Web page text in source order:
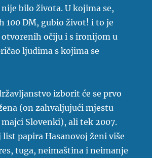
bilo života. U kojima se,
100 DM, gubio život! i to je
otvorenih očiju i s ironijom u
ljudima s kojima se
izborit će se prvo
(on zahvaljujući mjestu
Slovenki), ali tek 2007.
list papira Hasanovoj ženi više
tuga, neimaština i neimanje